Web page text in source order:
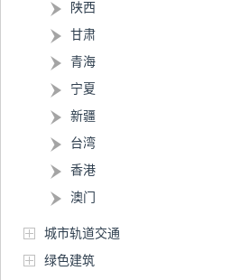
陕西
甘肃
青海
宁夏
新疆
台湾
香港
澳门
城市轨道交通
绿色建筑